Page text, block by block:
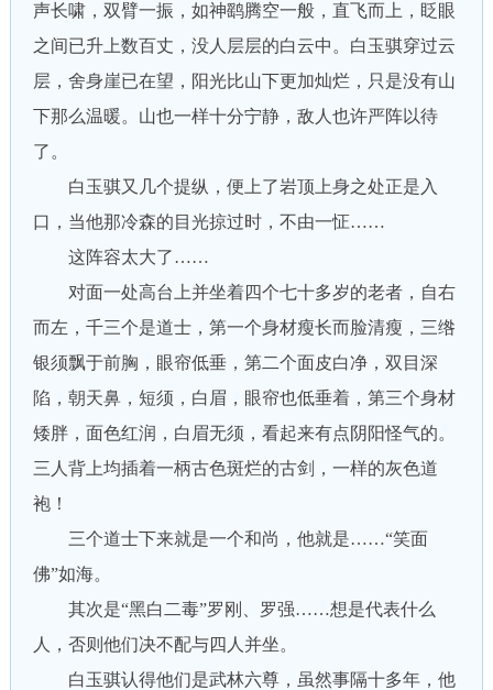
声长啸，双臂一振，如神鹞腾空一般，直飞而上，眨眼
之间已升上数百丈，没人层层的白云中。白玉骐穿过云
层，舍身崖已在望，阳光比山下更加灿烂，只是没有山
下那么温暖。山也一样十分宁静，敌人也许严阵以待
了。
白玉骐又几个提纵，便上了岩顶上身之处正是入
口，当他那冷森的目光掠过时，不由一怔……
这阵容太大了……
对面一处高台上并坐着四个七十多岁的老者，自右
而左，千三个是道士，第一个身材瘦长而脸清瘦，三绺
银须飘于前胸，眼帘低垂，第二个面皮白净，双目深
陷，朝天鼻，短须，白眉，眼帘也低垂着，第三个身材
矮胖，面色红润，白眉无须，看起来有点阴阳怪气的。
三人背上均插着一柄古色斑烂的古剑，一样的灰色道
袍！
三个道士下来就是一个和尚，他就是……“笑面
佛”如海。
其次是“黑白二毒”罗刚、罗强……想是代表什么
人，否则他们决不配与四人并坐。
白玉骐认得他们是武林六尊，虽然事隔十多年，他